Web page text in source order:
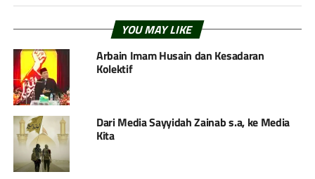
YOU MAY LIKE
Arbain Imam Husain dan Kesadaran
Kolektif
Dari Media Sayyidah Zainab s.a, ke Media
Kita